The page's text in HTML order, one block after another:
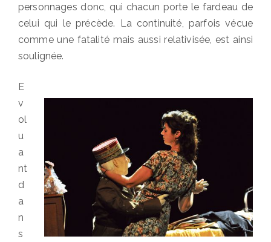
personnages donc, qui chacun porte le fardeau de
celui qui le précède. La continuité, parfois vécue
comme une fatalité mais aussi relativisée, est ainsi
soulignée.
E
v
ol
u
a
nt
d
a
n
s